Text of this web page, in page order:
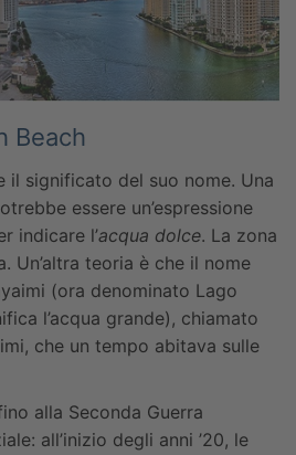
Beach
il significato del suo nome. Una
essere un’espressione
indicare l’acqua dolce. La zona
Un’altra teoria è che il nome
(ora denominato Lago
l’acqua grande), chiamato
che un tempo abitava sulle
alla Seconda Guerra
all’inizio degli anni ’20, le